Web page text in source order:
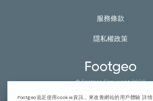
服務條款
隱私權政策
© Footgeo Copyright 2020
Footgeo追足使用cookie資訊，來改善網站的用戶體驗 詳情